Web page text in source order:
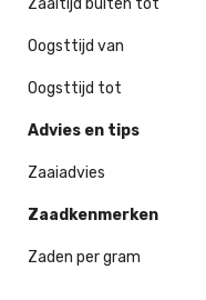
Zaaitijd buiten tot
Oogsttijd van
Oogsttijd tot
Advies en tips
Zaaiadvies
Zaadkenmerken
Zaden per gram